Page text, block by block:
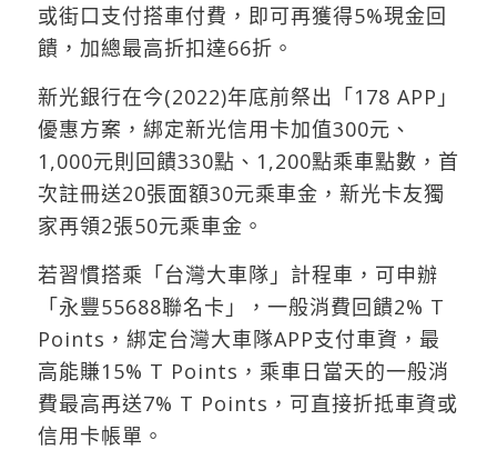
或街口支付搭車付費，即可再獲得5%現金回
饋，加總最高折扣達66折。
新光銀行在今(2022)年底前祭出「178 APP」
優惠方案，綁定新光信用卡加值300元、
1,000元則回饋330點、1,200點乘車點數，首
次註冊送20張面額30元乘車金，新光卡友獨
家再領2張50元乘車金。
若習慣搭乘「台灣大車隊」計程車，可申辦
「永豐55688聯名卡」，一般消費回饋2% T
Points，綁定台灣大車隊APP支付車資，最
高能賺15% T Points，乘車日當天的一般消
費最高再送7% T Points，可直接折抵車資或
信用卡帳單。